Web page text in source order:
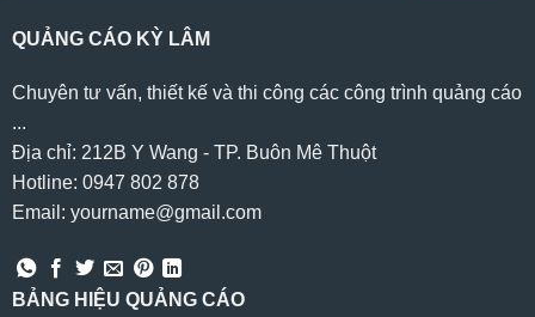
QUẢNG CÁO KỲ LÂM
Chuyên tư vấn, thiết kế và thi công các công trình quảng cáo
...
Địa chỉ: 212B Y Wang - TP. Buôn Mê Thuột
Hotline: 0947 802 878
Email: yourname@gmail.com
BẢNG HIỆU QUẢNG CÁO